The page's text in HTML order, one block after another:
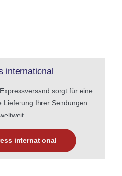
international
sorgt für eine
Lieferung Ihrer Sendungen
weltweit.
international